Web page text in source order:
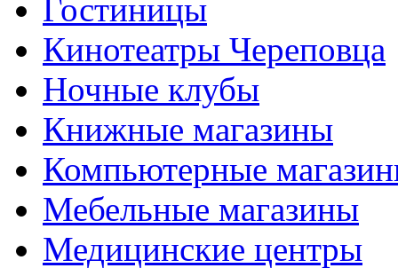
Гостиницы
Кинотеатры Череповца
Ночные клубы
Книжные магазины
Компьютерные
Мебельные магазины
Медицинские центры